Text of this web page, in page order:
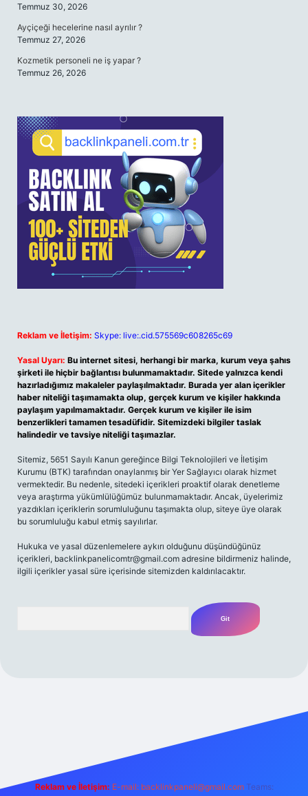
Temmuz 30, 2026
Ayçiçeği hecelerine nasıl ayrılır ?
Temmuz 27, 2026
Kozmetik personeli ne iş yapar ?
Temmuz 26, 2026
Reklam ve İletişim: Skype: live:.cid.575569c608265c69
Yasal Uyarı: Bu internet sitesi, herhangi bir marka, kurum veya şahıs
şirketi ile hiçbir bağlantısı bulunmamaktadır. Sitede yalnızca kendi
hazırladığımız makaleler paylaşılmaktadır. Burada yer alan içerikler
haber niteliği taşımamakta olup, gerçek kurum ve kişiler hakkında
paylaşım yapılmamaktadır. Gerçek kurum ve kişiler ile isim
benzerlikleri tamamen tesadüfidir. Sitemizdeki bilgiler taslak
halindedir ve tavsiye niteliği taşımazlar.
Sitemiz, 5651 Sayılı Kanun gereğince Bilgi Teknolojileri ve İletişim
Kurumu (BTK) tarafından onaylanmış bir Yer Sağlayıcı olarak hizmet
vermektedir. Bu nedenle, sitedeki içerikleri proaktif olarak denetleme
veya araştırma yükümlülüğümüz bulunmamaktadır. Ancak, üyelerimiz
yazdıkları içeriklerin sorumluluğunu taşımakta olup, siteye üye olarak
bu sorumluluğu kabul etmiş sayılırlar.
Hukuka ve yasal düzenlemelere aykırı olduğunu düşündüğünüz
içerikleri, backlinkpanelicomtr@gmail.com adresine bildirmeniz halinde,
ilgili içerikler yasal süre içerisinde sitemizden kaldırılacaktır.
Reklam ve İletişim: E-mail: backlinkpaneli@gmail.com Teams: